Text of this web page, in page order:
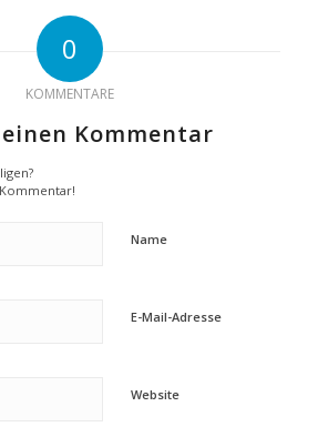
0
KOMMENTARE
Kommentar
Name
E-Mail-Adresse
Website